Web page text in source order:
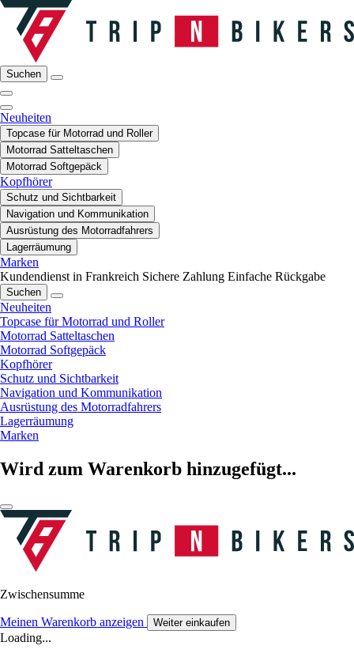
Suchen
Neuheiten
Topcase für Motorrad und Roller
Motorrad Satteltaschen
Motorrad Softgepäck
Kopfhörer
Schutz und Sichtbarkeit
Navigation und Kommunikation
Ausrüstung des Motorradfahrers
Lagerräumung
Marken
Kundendienst in Frankreich Sichere Zahlung Einfache Rückgabe
Suchen
Neuheiten
Topcase für Motorrad und Roller
Motorrad Satteltaschen
Motorrad Softgepäck
Kopfhörer
Schutz und Sichtbarkeit
Navigation und Kommunikation
Ausrüstung des Motorradfahrers
Lagerräumung
Marken
Wird zum Warenkorb hinzugefügt...
Zwischensumme
Meinen Warenkorb anzeigen Weiter einkaufen
Loading...